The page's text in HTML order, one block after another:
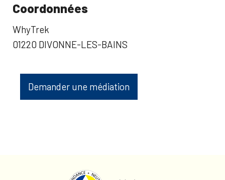
Coordonnées
WhyTrek
01220 DIVONNE-LES-BAINS
Demander une médiation